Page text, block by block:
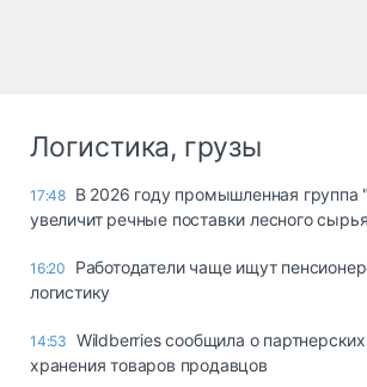
Логистика, грузы
17:48 В 2026 году промышленная группа
увеличит речные поставки лесного
16:20
Работодатели чаще ищут
логистику
14:53 Wildberries сообщила о
хранения товаров продавцов